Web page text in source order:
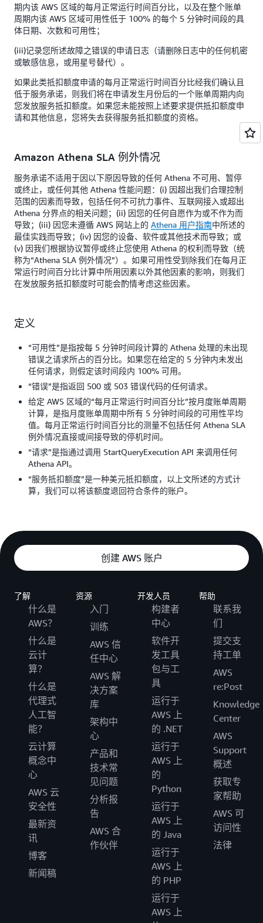
期内该 AWS 区域的每月正常运行时间百分比，以及在整个账单
周期内该 AWS 区域可用性低于 100% 的每个 5 分钟时间段的具
体日期、次数和可用性；
(iii)记录您所述故障之错误的申请日志（请删除日志中的任何机密
或敏感信息，或用星号替代）。
如果此类抵扣额度申请的每月正常运行时间百分比经我们确认且
低于服务承诺，则我们将在申请发生月份后的一个账单周期内向
您发放服务抵扣额度。如果您未能按照上述要求提供抵扣额度申
请和其他信息，您将失去获得服务抵扣额度的资格。
Amazon Athena SLA 例外情况
服务承诺不适用于因以下原因导致的任何 Athena 不可用、暂停
或终止，或任何其他 Athena 性能问题：(i) 因超出我们合理控制
范围的因素而导致，包括任何不可抗力事件、互联网接入或超出
Athena 分界点的相关问题；(ii) 因您的任何自愿作为或不作为而
导致；(iii) 因您未遵循 AWS 网站上的 Athena 用户指南中所述的
最佳实践而导致；(iv) 因您的设备、软件或其他技术而导致；或
(v) 因我们根据协议暂停或终止您使用 Athena 的权利而导致（统
称为“Athena SLA 例外情况”）。如果可用性受到除我们在每月正
常运行时间百分比计算中所用因素以外其他因素的影响，则我们
在发放服务抵扣额度时可能会酌情考虑这些因素。
定义
“可用性”是指按每 5 分钟时间段计算的 Athena 处理的未出现
错误之请求所占的百分比。如果您在给定的 5 分钟内未发出
任何请求，则假定该时间段内 100% 可用。
“错误”是指返回 500 或 503 错误代码的任何请求。
给定 AWS 区域的“每月正常运行时间百分比”按月度账单周期
计算，是指月度账单周期中所有 5 分钟时间段的可用性平均
值。每月正常运行时间百分比的测量不包括任何 Athena SLA
例外情况直接或间接导致的停机时间。
“请求”是指通过调用 StartQueryExecution API 来调用任何
Athena API。
“服务抵扣额度”是一种美元抵扣额度，以上文所述的方式计
算，我们可以将该额度退回符合条件的账户。
创建 AWS 账户
了解
什么是
AWS？
什么是
云计
算？
什么是
代理式
人工智
能？
云计算
概念中
心
AWS 云
安全性
最新资
讯
博客
新闻稿
资源
入门
训练
AWS 信
任中心
AWS 解
决方案
库
架构中
心
产品和
技术常
见问题
分析报
告
AWS 合
作伙伴
开发人员
构建者
中心
软件开
发工具
包与工
具
运行于
AWS 上
的 .NET
运行于
AWS 上
的
Python
运行于
AWS 上
的 Java
运行于
AWS 上
的 PHP
运行于
AWS 上
帮助
联系我
们
提交支
持工单
AWS
re:Post
Knowledge
Center
AWS
Support
概述
获取专
家帮助
AWS 可
访问性
法律